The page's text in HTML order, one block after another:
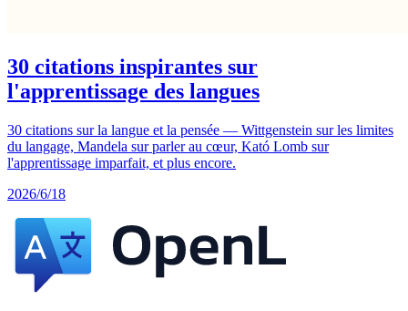
30 citations inspirantes sur
l'apprentissage des langues
30 citations sur la langue et la pensée — Wittgenstein sur les limites
du langage, Mandela sur parler au cœur, Kató Lomb sur
l'apprentissage imparfait, et plus encore.
2026/6/18